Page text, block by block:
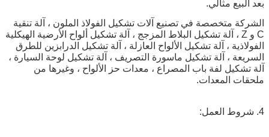
بعد البيع مثالي.
الشركة متخصصة في تصنيع آلات تشكيل الفولاذ الملون ، آلة تنقية
C و Z ، آلة تشكيل البلاط المزجج ، آلة تشكيل ألواح الأرضية الهيكلية
الفولاذية ، آلة تشكيل الألواح العازلة ، آلة تشكيل الدرابزين للطرق
السريعة ، آلة تشكيل ماسورة التصريف ، آلة تشكيل لوحة السيارة ،
آلة تشكيل لفة باب المصراع ، معدات حز الألواح ، وغيرها من
ملحقات المعدات.
4. شروط العمل: